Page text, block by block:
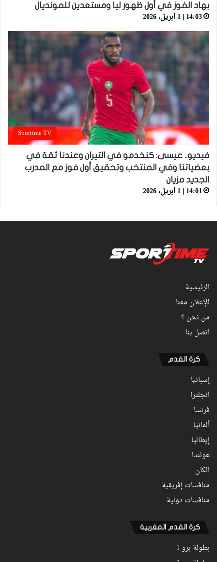
بهاد الفوز في أول ظهور ليا ومستعدين للمونديال
14:03 | 1 أبريل، 2026
Sportime TV
فيديو.. عيسى: كنخدمو في التيران وعندنا ثقة في
بعضياتنا وفي المنتخب وتحقيق أول فوز مع المدرب
الجديد مزيان
14:01 | 1 أبريل، 2026
الرئيسية
للإعلان معنا
من نحن ؟
اتصل بنا
كرة القدم
إسبانيا
انجلترا
فرنسا
ألمانيا
إيطاليا
هولندا
الكان
منافسات إفريقية
منافسات دولية
كرة القدم المغربية
بطولة برو 1